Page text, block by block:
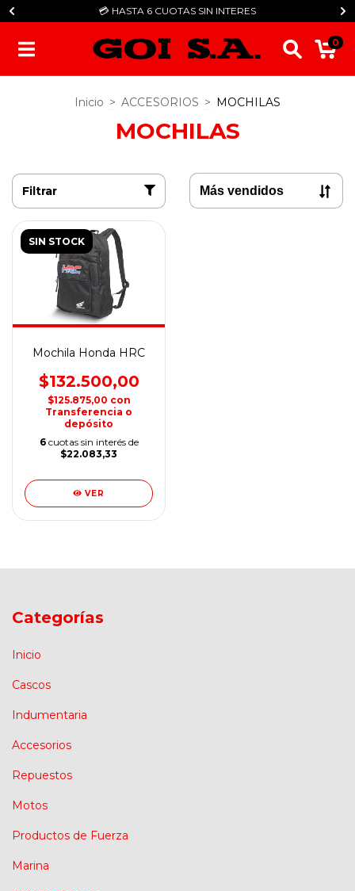
💳​ HASTA 6 CUOTAS SIN INTERES
0
Inicio > ACCESORIOS > MOCHILAS
MOCHILAS
Filtrar
SIN STOCK
Mochila Honda HRC
$132.500,00
$125.875,00 con
Transferencia o
depósito
6 cuotas sin interés de
$22.083,33
VER
Categorías
Inicio
Cascos
Indumentaria
Accesorios
Repuestos
Motos
Productos de Fuerza
Marina